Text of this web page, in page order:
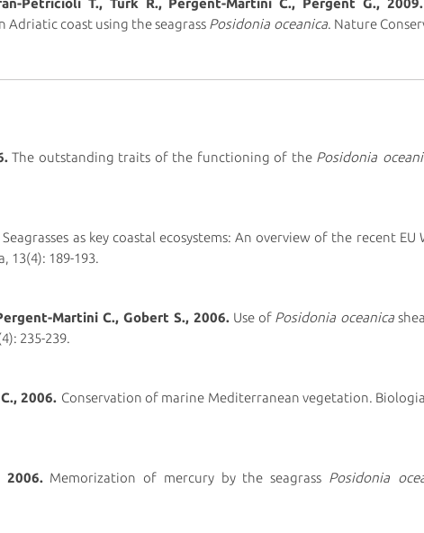
Petricioli T., Turk R., Pergent-Martini C., Pergent G., 2009.
coast using the seagrass Posidonia oceanica. Nature
The outstanding traits of the functioning of the Posidonia
Seagrasses as key coastal ecosystems: An overview of the recent
13(4): 189-193.
Martini C., Gobert S., 2006.Use of Posidonia oceanica
235-239.
2006. Conservation of marine Mediterranean vegetation.
2006.Memorization of mercury by the seagrass Posidonia